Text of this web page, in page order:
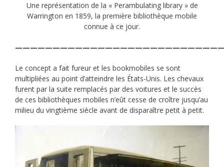
Une représentation de la « Perambulating library » de
Warrington en 1859, la première bibliothèque mobile
connue à ce jour.
Le concept a fait fureur et les bookmobiles se sont
multipliées au point d’atteindre les États-Unis. Les chevaux
furent par la suite remplacés par des voitures et le succès
de ces bibliothèques mobiles n’eût cesse de croître jusqu’au
milieu du vingtième siècle avant de disparaître petit à petit.